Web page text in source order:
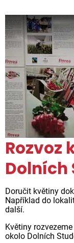
Rozvoz
Dolních
Doručit květiny
Například do
další.
Květiny
okolo Dolních